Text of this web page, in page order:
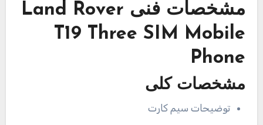
مشخصات فنی Land Rover
T19 Three SIM Mobile
Phone
مشخصات کلی
توضیحات سیم کارت